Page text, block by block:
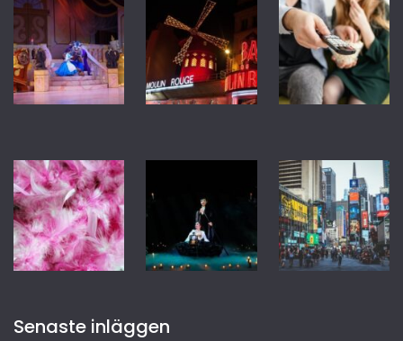
Senaste inläggen